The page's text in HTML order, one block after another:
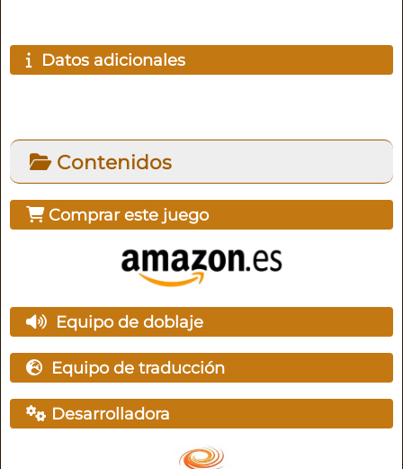
Datos adicionales
Contenidos
Comprar este juego
Equipo de doblaje
Equipo de traducción
Desarrolladora